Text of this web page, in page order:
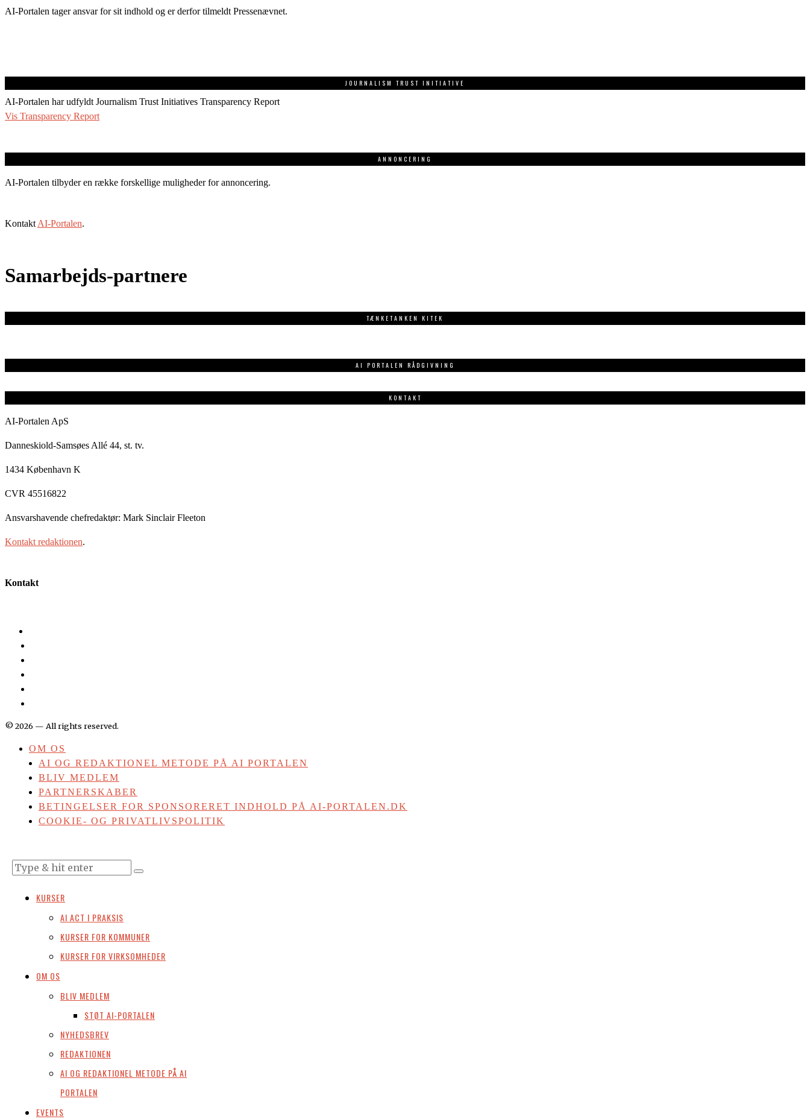
AI-Portalen tager ansvar for sit indhold og er derfor tilmeldt Pressenævnet.
JOURNALISM TRUST INITIATIVE
AI-Portalen har udfyldt Journalism Trust Initiatives Transparency Report
Vis Transparency Report
ANNONCERING
AI-Portalen tilbyder en række forskellige muligheder for annoncering.
Kontakt AI-Portalen.
Samarbejds-partnere
TÆNKETANKEN KITEK
AI PORTALEN RÅDGIVNING
KONTAKT
AI-Portalen ApS
Danneskiold-Samsøes Allé 44, st. tv.
1434 København K
CVR 45516822
Ansvarshavende chefredaktør: Mark Sinclair Fleeton
Kontakt redaktionen.
Kontakt
©2026 — All rights reserved.
OM OS
AI OG REDAKTIONEL METODE PÅ AI PORTALEN
BLIV MEDLEM
PARTNERSKABER
BETINGELSER FOR SPONSORERET INDHOLD PÅ AI-PORTALEN.DK
COOKIE- OG PRIVATLIVSPOLITIK
KURSER
AI ACT I PRAKSIS
KURSER FOR KOMMUNER
KURSER FOR VIRKSOMHEDER
OM OS
BLIV MEDLEM
STØT AI-PORTALEN
NYHEDSBREV
REDAKTIONEN
AI OG REDAKTIONEL METODE PÅ AI
PORTALEN
EVENTS